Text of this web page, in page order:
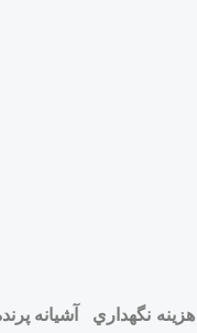
تنها هزينه نگهداري آشيانه